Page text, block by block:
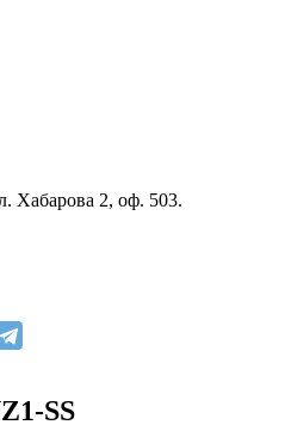
Хабарова 2, оф. 503.
SS